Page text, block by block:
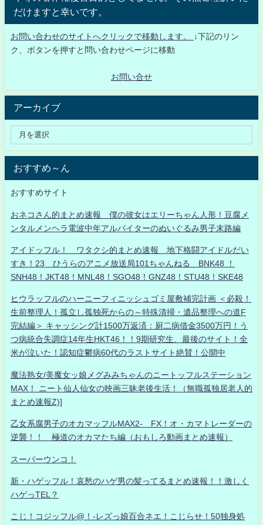
だけますと幸いです。
お問い合わせのサイトへクリックで移動します。
↓下記のリン
ク、ボタンを押すと問い合わせページに移動
お問い合せ
アーカイブ
おすすめ～ん
おすすめサイト
おネコさん的まとめ速報 僕の彼女はエリーちゃん人形！豆腐メ
ンタルメンヘラ電波中年アルバイターのぬいぐるみ男子末路編
アイドッフル！ ワタクシ的まとめ速報 地下格闘アイドルだい
すき！23 ひうらのアニメ放送局101ちゃんねる BNK48 ！
SNH48！JKT48！MNL48！SGO48！GNZ48！STU48！SKE48
ヒウラッフルのハーニーフィニッシュゴミ屋敷補完計画 ＜必殺！
生前整理人！孤立し孤独死からの～特殊清掃・遺品整理への道F
完結編＞ キャッシング計1500万返済：厨二病借金3500万円！う
つ病統合失調症14年生HKT46！！9期研究生、最後のサイト！全
米が泣いた！認知症鬱病60代のラストサイト絶賛！公開中
魔法熟女/美魔女ッ娘メグみみちゃんのニートッフルステーション
MAX！ ニート仙人仙女の映画三昧老後生活！（無職孤独居老人的
まとめ速報Z)]
乙女系腐男子のオカマッフルMAX2- FX！オ・カマトレーダーの
逆襲！！ 極道のオカマたち編（おもしろ動画まとめ速報）
スーパーウンコ！
新・ハゲッフル！哀愁のハゲ男の髪ってるまとめ速報！！激しく
ハゲっTEL？
こじ！コジッフル@！-レズっ娘百合ネエ！こじらせ！50独身処